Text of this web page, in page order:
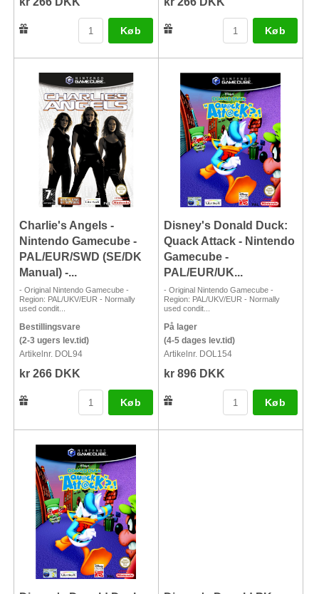
Køb Køb
Charlie's Angels -
Nintendo Gamecube -
PAL/EUR/SWD (SE/DK
Manual) -...
- Original Nintendo Gamecube -
Region: PAL/UKV/EUR - Normally
used condit...
Bestillingsvare
(2-3 ugers lev.tid)
Artikelnr. DOL94
kr 266 DKK
Køb
Disney's Donald Duck:
Quack Attack - Nintendo
Gamecube -
PAL/EUR/UK...
- Original Nintendo Gamecube -
Region: PAL/UKV/EUR - Normally
used condit...
På lager
(4-5 dages lev.tid)
Artikelnr. DOL154
kr 896 DKK
Køb